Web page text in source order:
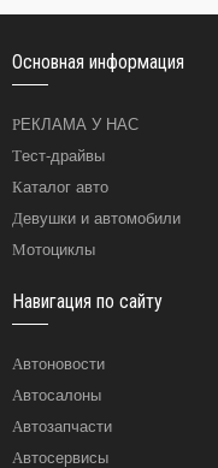
Основная информация
РЕКЛАМА У НАС
Тест-драйвы
Каталог авто
Девушки и автомобили
Мотоциклы
Навигация по сайту
Автоновости
Автосалоны
Автозапчасти
Автосервисы